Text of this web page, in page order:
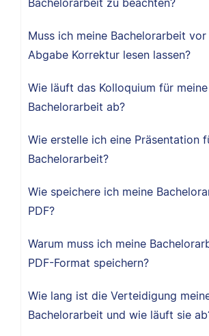
Bachelorarbeit zu beachten?
Muss ich meine Bachelorarbeit
Abgabe Korrektur lesen lassen?
Wie läuft das Kolloquium für meine
Bachelorarbeit ab?
Wie erstelle ich eine Präsentation
Bachelorarbeit?
Wie speichere ich meine
PDF?
Warum muss ich meine
PDF-Format speichern?
Wie lang ist die Verteidigung
Bachelorarbeit und wie läuft sie